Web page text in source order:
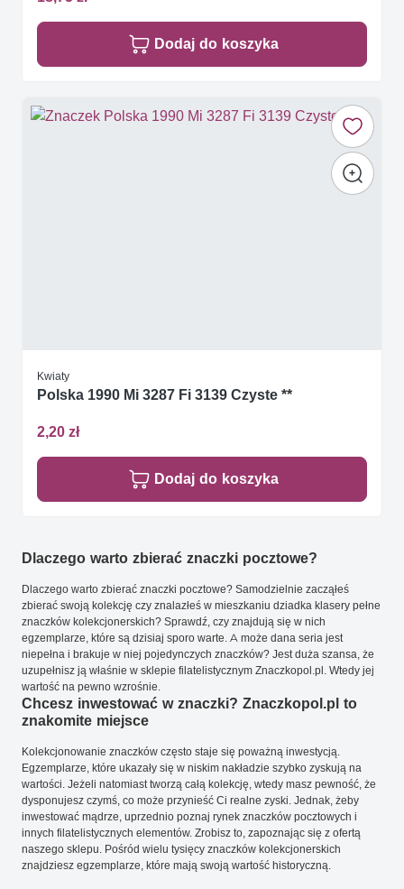
Dodaj do koszyka
Kwiaty
Polska 1990 Mi 3287 Fi 3139 Czyste **
2,20 zł
Dodaj do koszyka
Dlaczego warto zbierać znaczki pocztowe?
Dlaczego warto zbierać znaczki pocztowe? Samodzielnie zacząłeś
zbierać swoją kolekcję czy znalazłeś w mieszkaniu dziadka klasery pełne
znaczków kolekcjonerskich? Sprawdź, czy znajdują się w nich
egzemplarze, które są dzisiaj sporo warte. A może dana seria jest
niepełna i brakuje w niej pojedynczych znaczków? Jest duża szansa, że
uzupełnisz ją właśnie w sklepie filatelistycznym Znaczkopol.pl. Wtedy jej
wartość na pewno wzrośnie.
Chcesz inwestować w znaczki? Znaczkopol.pl to
znakomite miejsce
Kolekcjonowanie znaczków często staje się poważną inwestycją.
Egzemplarze, które ukazały się w niskim nakładzie szybko zyskują na
wartości. Jeżeli natomiast tworzą całą kolekcję, wtedy masz pewność, że
dysponujesz czymś, co może przynieść Ci realne zyski. Jednak, żeby
inwestować mądrze, uprzednio poznaj rynek znaczków pocztowych i
innych filatelistycznych elementów. Zrobisz to, zapoznając się z ofertą
naszego sklepu. Pośród wielu tysięcy znaczków kolekcjonerskich
znajdziesz egzemplarze, które mają swoją wartość historyczną.